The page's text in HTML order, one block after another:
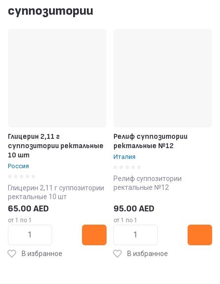
суппозитории
Глицерин 2,11 г
суппозитории ректальные
10 шт
Россия
Глицерин 2,11 г суппозитории
ректальные 10 шт
65.00 AED
от 1 по 1
В избранное
Релиф суппозитории
ректальные №12
Италия
Релиф суппозитории
ректальные №12
95.00 AED
от 1 по 1
В избранное